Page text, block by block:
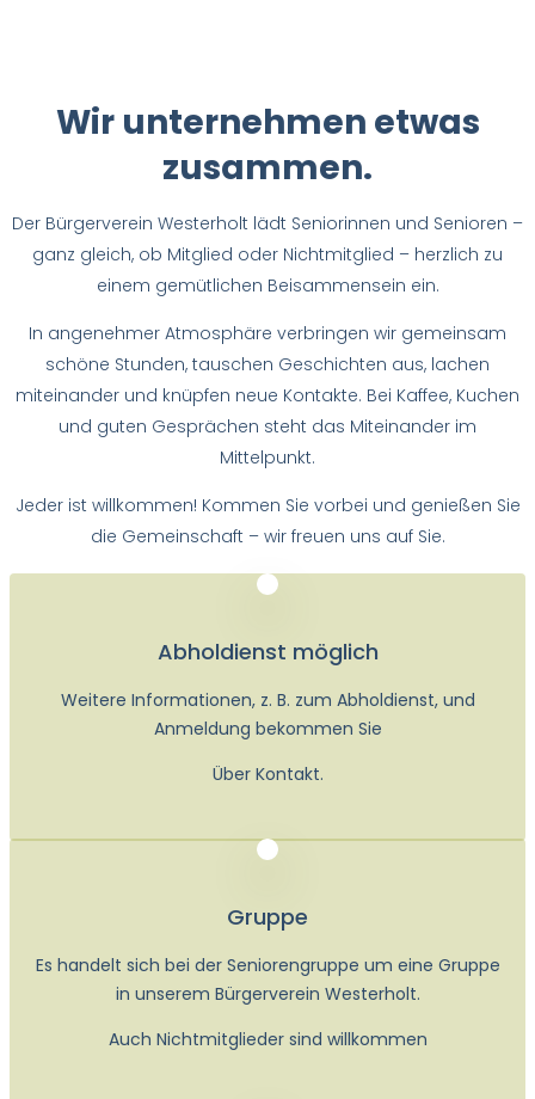
Wir unternehmen etwas
zusammen.
Der Bürgerverein Westerholt lädt Seniorinnen und Senioren –
ganz gleich, ob Mitglied oder Nichtmitglied – herzlich zu
einem gemütlichen Beisammensein ein.
In angenehmer Atmosphäre verbringen wir gemeinsam
schöne Stunden, tauschen Geschichten aus, lachen
miteinander und knüpfen neue Kontakte. Bei Kaffee, Kuchen
und guten Gesprächen steht das Miteinander im
Mittelpunkt.
Jeder ist willkommen! Kommen Sie vorbei und genießen Sie
die Gemeinschaft – wir freuen uns auf Sie.
Abholdienst möglich
Weitere Informationen, z. B. zum Abholdienst, und
Anmeldung bekommen Sie
Über Kontakt.
Gruppe
Es handelt sich bei der Seniorengruppe um eine Gruppe
in unserem Bürgerverein Westerholt.
Auch Nichtmitglieder sind willkommen